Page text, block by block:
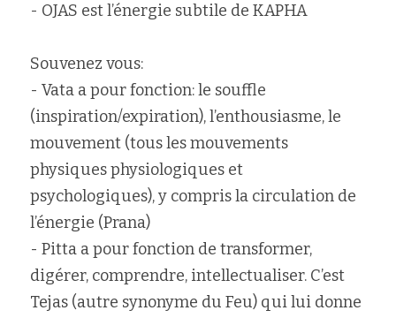
- OJAS est l’énergie subtile de KAPHA
Souvenez vous:
- Vata a pour fonction: le souffle
(inspiration/expiration), l’enthousiasme, le
mouvement (tous les mouvements
physiques physiologiques et
psychologiques), y compris la circulation de
l’énergie (Prana)
- Pitta a pour fonction de transformer,
digérer, comprendre, intellectualiser. C’est
Tejas (autre synonyme du Feu) qui lui donne